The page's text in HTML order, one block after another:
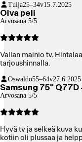
Tuija25–34v15.7.2025
Oiva peli
Arvosana 5/5
Vallan mainio tv.
tarjoushinnalla.
Oswaldo55–64v27.6.2025
Samsung 75" Q77D
Arvosana 5/5
Hyvä tv ja selkeä kuva
kotiin oli plussaa ja